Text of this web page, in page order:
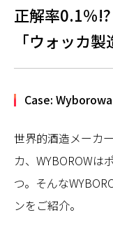
正解率0.1％
「ウォッカ製
Case:
世界的酒造メーカ
カ、WYBOROWは
つ。そんな
ンをご紹介。